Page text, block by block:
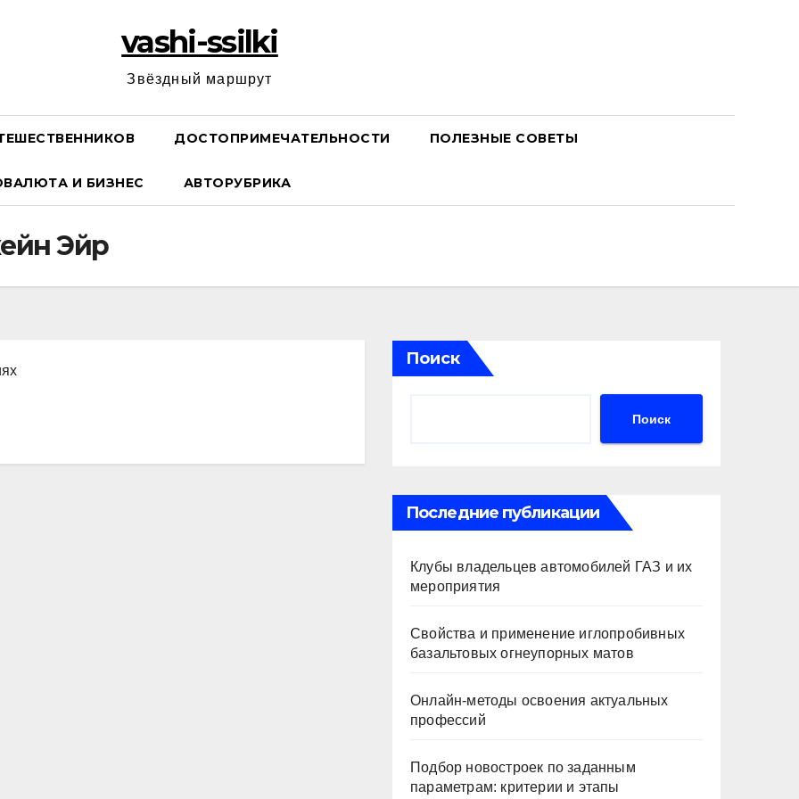
vashi-ssilki
Звёздный маршрут
ДОСТОПРИМЕЧАТЕЛЬНОСТИ ПОЛЕЗНЫЕ СОВЕТЫ
И БИЗНЕС АВТОРУБРИКА
Эйр
Поиск
Поиск
Последние публикации
Клубы владельцев автомобилей ГАЗ и их
мероприятия
Свойства и применение иглопробивных
базальтовых огнеупорных матов
Онлайн-методы освоения актуальных
профессий
Подбор новостроек по заданным
параметрам: критерии и этапы